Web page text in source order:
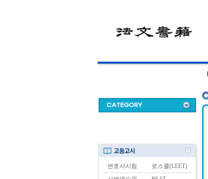
변호사시험
로스쿨(LEET)